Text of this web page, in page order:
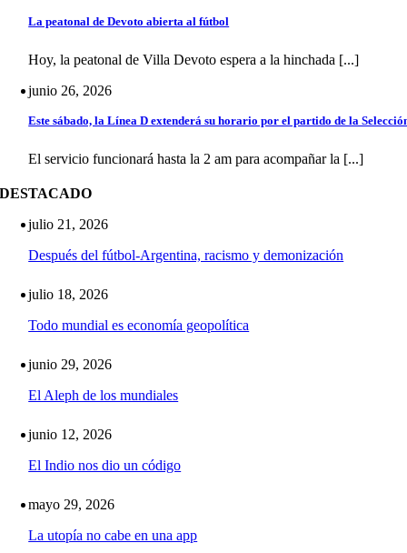
La peatonal de Devoto abierta al fútbol
Hoy, la peatonal de Villa Devoto espera a la hinchada [...]
junio 26, 2026
Este sábado, la Línea D extenderá su horario por el partido de la
El servicio funcionará hasta la 2 am para acompañar la [...]
DESTACADO
julio 21, 2026
Después del fútbol-Argentina, racismo y demonización
julio 18, 2026
Todo mundial es economía geopolítica
junio 29, 2026
El Aleph de los mundiales
junio 12, 2026
El Indio nos dio un código
mayo 29, 2026
La utopía no cabe en una app